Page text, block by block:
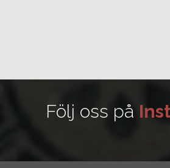
Följ oss på